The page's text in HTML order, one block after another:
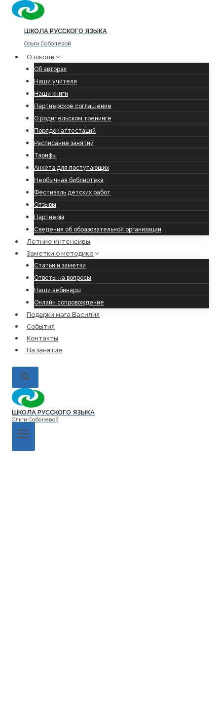
Перейти
содержимому
ШКОЛА РУССКОГО ЯЗЫКА
Ольги Соболевой
О школе
Об авторах
Наши учителя
Наши книги
Партнёрское соглашение
О родительском тренинге
Порядок аттестаций
Расписание занятий
Тарифы
Анкета для поступающих
Необычная библиотека
Фестиваль детских работ
Отзывы
Партнёры
Сведения об образовательной организации
Летние интенсивы
Заметки о методике
Статьи и заметки
Ответы на вопросы
Наши вебинары
Онлайн сопровождение
Подарки мага Василия
События
Контакты
На занятие
ШКОЛА РУССКОГО ЯЗЫКА
Ольги Соболевой